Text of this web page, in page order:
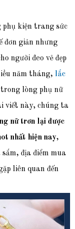
kiện trang sức
đơn giản nhưng
người đeo vẻ đẹp
năm tháng, lắc
lòng phụ nữ
viết này, chúng ta
nữ trơn lại được
nhất hiện nay,
địa điểm mua
liên quan đến